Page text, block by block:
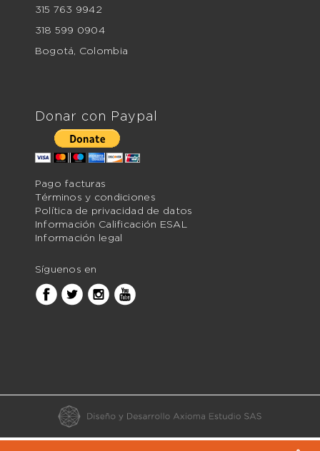
315 763 9942
318 599 0904
Bogotá, Colombia
Donar con Paypal
Pago facturas
Términos y condiciones
Política de privacidad de datos
Información Calificación ESAL
Información legal
Síguenos en